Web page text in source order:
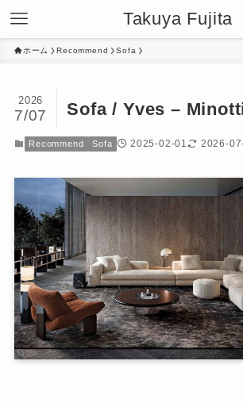
Takuya Fujita
ホーム Recommend Sofa
Sofa / Yves –
2026
7/07
Recommend Sofa 2025-02-01 2026-